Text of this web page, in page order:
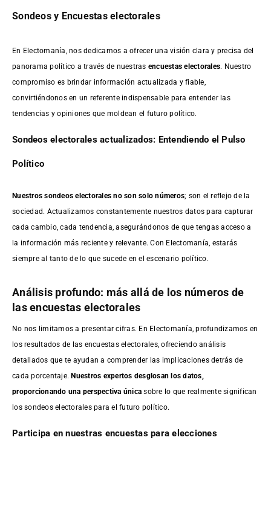
Sondeos y Encuestas electorales
En Electomanía, nos dedicamos a ofrecer una visión clara y precisa del
panorama político a través de nuestras encuestas electorales. Nuestro
compromiso es brindar información actualizada y fiable,
convirtiéndonos en un referente indispensable para entender las
tendencias y opiniones que moldean el futuro político.
Sondeos electorales actualizados: Entendiendo el Pulso
Político
Nuestros sondeos electorales no son solo números; son el reflejo de la
sociedad. Actualizamos constantemente nuestros datos para capturar
cada cambio, cada tendencia, asegurándonos de que tengas acceso a
la información más reciente y relevante. Con Electomanía, estarás
siempre al tanto de lo que sucede en el escenario político.
Análisis profundo: más allá de los números de
las encuestas electorales
No nos limitamos a presentar cifras. En Electomanía, profundizamos en
los resultados de las encuestas electorales, ofreciendo análisis
detallados que te ayudan a comprender las implicaciones detrás de
cada porcentaje.Nuestros expertos desglosan los datos,
proporcionando una perspectiva única sobre lo que realmente significan
los sondeos electorales para el futuro político.
Participa en nuestras encuestas para elecciones